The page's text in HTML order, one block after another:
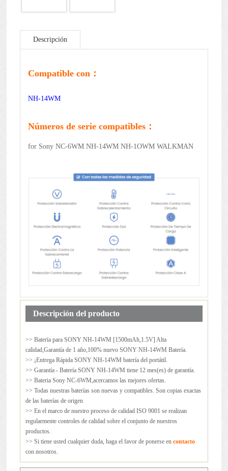
Descripción
Compatible con：
NH-14WM
Números de serie compatibles：
for Sony NC-6WM NH-14WM NH-1OWM WALKMAN
Descripción del producto
>> Batería para SONY NH-14WM [1500mAh,1.5V] Alta
calidad,Garantía de 1 año,100% nuevo SONY NH-14WM Batería.
>> ¡Entrega Rápida SONY NH-14WM batería del portátil.
>> Garantía - Batería SONY NH-14WM tiene 12 mes(es) de garantía.
>> Bateria Sony NC-6WM,acercamos las mejores ofertas.
>> Todas nuestras baterías son nuevas y compatibles. Son copias exactas
de las baterías de origen
>> En el marco de nuestro proceso de calidad ISO 9001 se realizan
regularmente controles de calidad sobre el conjunto de nuestros
productos.
>> Si tiene usted cualquier duda, haga el favor de ponerse en contacto
con nosotros.